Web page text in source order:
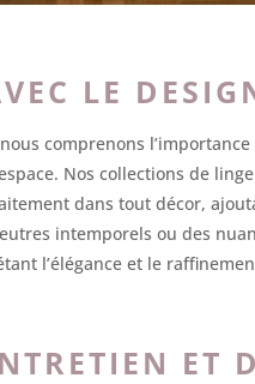
LE
comprenons
Nos collections de
dans tout décor,
intemporels ou des
l’élégance et le
ET